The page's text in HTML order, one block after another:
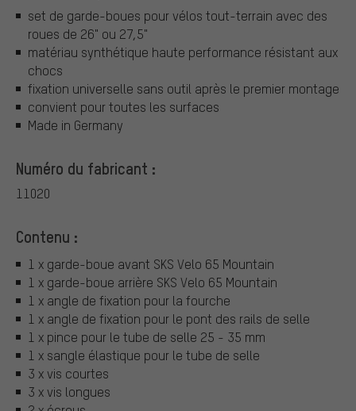
set de garde-boues pour vélos tout-terrain avec des
roues de 26" ou 27,5"
matériau synthétique haute performance résistant aux
chocs
fixation universelle sans outil après le premier montage
convient pour toutes les surfaces
Made in Germany
Numéro du fabricant :
11020
Contenu :
1 x garde-boue avant SKS Velo 65 Mountain
1 x garde-boue arrière SKS Velo 65 Mountain
1 x angle de fixation pour la fourche
1 x angle de fixation pour le pont des rails de selle
1 x pince pour le tube de selle 25 - 35 mm
1 x sangle élastique pour le tube de selle
3 x vis courtes
3 x vis longues